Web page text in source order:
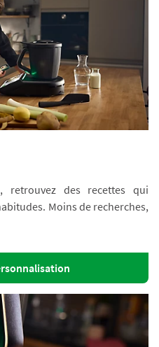
retrouvez des recettes qui
Moins de recherches,